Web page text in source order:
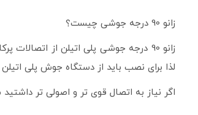
زانو 90 درجه جوشی چیست؟
لذا برای نصب باید از دستگاه جوش پلی
اگر نیاز به اتصال قوی تر و اصولی تر